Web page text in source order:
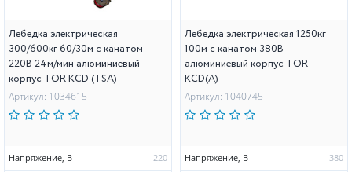
Лебедка электрическая
300/600кг 60/30м с канатом
220В 24м/мин алюминиевый
корпус TOR KCD (TSA)
Артикул: 1034615
Напряжение, В 220
Лебедка электрическая 1250кг
100м с канатом 380В
алюминиевый корпус TOR
KCD(А)
Артикул: 1040745
Напряжение, В 380